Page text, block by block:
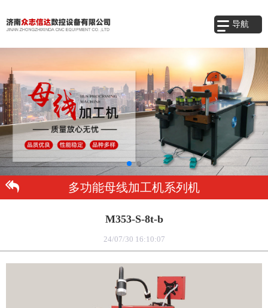
导航
多功能母线加工机系列机
M353-S-8t-b
24/07/30 16:10:07